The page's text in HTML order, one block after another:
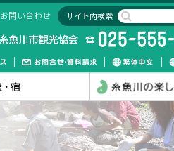
サイト内検索
お問い合わせ